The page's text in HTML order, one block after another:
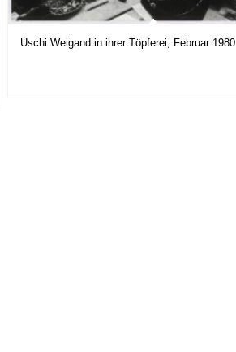
Uschi Weigand in ihrer Töpferei, Februar 1980